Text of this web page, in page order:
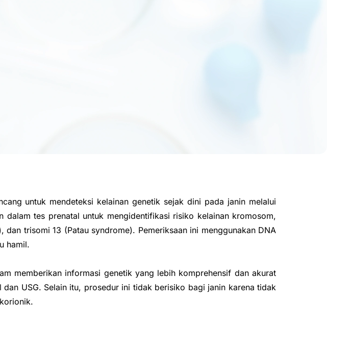
untuk mendeteksi kelainan genetik sejak dini pada janin melalui
dalam tes prenatal untuk mengidentifikasi risiko kelainan kromosom,
trisomi 13 (Patau syndrome). Pemeriksaan ini menggunakan DNA
hamil.
memberikan informasi genetik yang lebih komprehensif dan akurat
USG. Selain itu, prosedur ini tidak berisiko bagi janin karena tidak